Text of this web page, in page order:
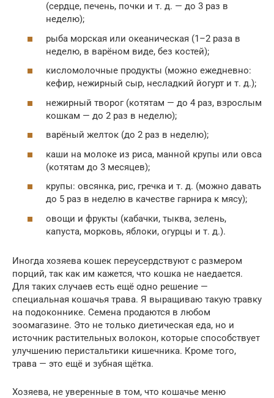
(сердце, печень, почки и т. д. — до 3 раз в
неделю);
рыба морская или океаническая (1–2 раза в
неделю, в варёном виде, без костей);
кисломолочные продукты (можно ежедневно:
кефир, нежирный сыр, несладкий йогурт и т. д.);
нежирный творог (котятам — до 4 раз, взрослым
кошкам — до 2 раз в неделю);
варёный желток (до 2 раз в неделю);
каши на молоке из риса, манной крупы или овса
(котятам до 3 месяцев);
крупы: овсянка, рис, гречка и т. д. (можно давать
до 5 раз в неделю в качестве гарнира к мясу);
овощи и фрукты (кабачки, тыква, зелень,
капуста, морковь, яблоки, огурцы и т. д.).
Иногда хозяева кошек переусердствуют с размером
порций, так как им кажется, что кошка не наедается.
Для таких случаев есть ещё одно решение —
специальная кошачья трава. Я выращиваю такую травку
на подоконнике. Семена продаются в любом
зоомагазине. Это не только диетическая еда, но и
источник растительных волокон, которые способствует
улучшению перистальтики кишечника. Кроме того,
трава — это ещё и зубная щётка.
Хозяева, не уверенные в том, что кошачье меню